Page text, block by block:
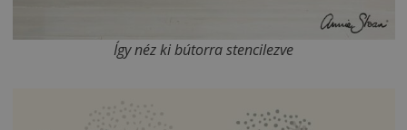
Így néz ki bútorra stencilezve